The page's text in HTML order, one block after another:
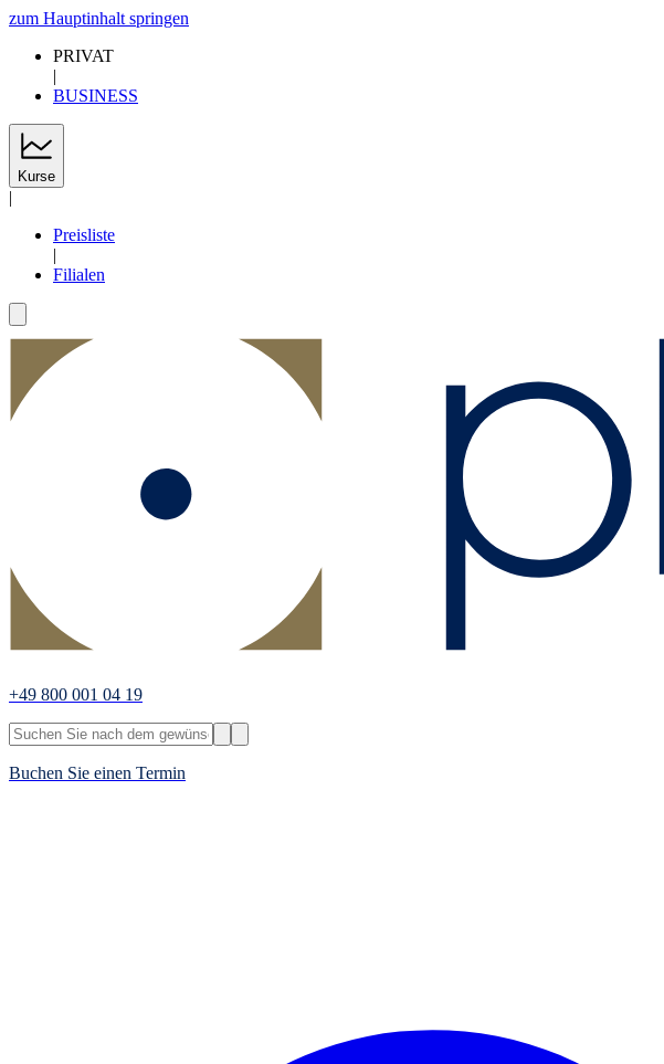
zum Hauptinhalt springen
PRIVAT
|
BUSINESS
Kurse
|
Preisliste
|
Filialen
+49 800 001 04 19
Buchen Sie einen Termin